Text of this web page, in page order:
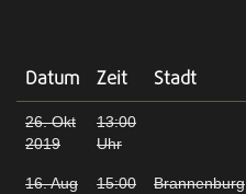
Datum Zeit Stadt
26. Okt
2019
13:00
Uhr
16. Aug
15:00
Brannenburg